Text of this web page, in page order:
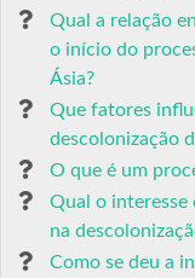
Qual a relação
o início do
Ásia?
Que fatores
descolonização
O que é um
Qual o interesse
na
Como se deu a